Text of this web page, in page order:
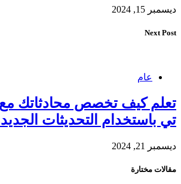
ديسمبر 15, 2024
Next Post
عام
تعلم كيف تخصص محادثاتك
تي باستخدام التحديثات
ديسمبر 21, 2024
مقالات مختارة